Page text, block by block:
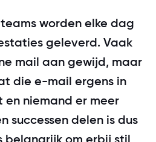
een great place
klaar is voor
worden elke dag
geleverd. Vaak
mail aan gewijd, maar
die e-mail ergens in
niemand er meer
successen delen is dus
belangrijk om erbij stil